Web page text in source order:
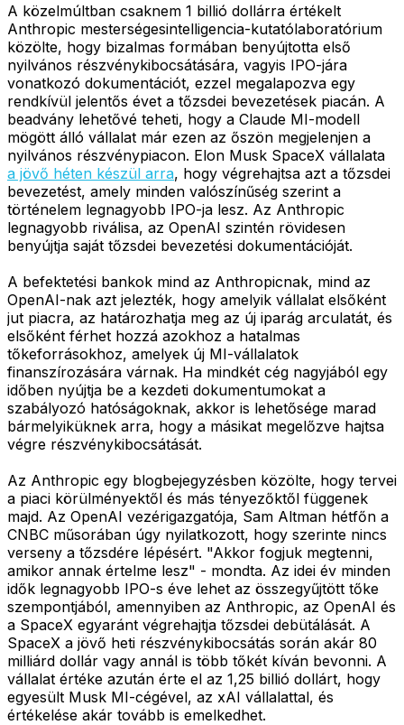
A közelmúltban csaknem 1 billió dollárra értékelt
Anthropic mesterségesintelligencia-kutatólaboratórium
közölte, hogy bizalmas formában benyújtotta első
nyilvános részvénykibocsátására, vagyis IPO-jára
vonatkozó dokumentációt, ezzel megalapozva egy
rendkívül jelentős évet a tőzsdei bevezetések piacán. A
beadvány lehetővé teheti, hogy a Claude MI-modell
mögött álló vállalat már ezen az őszön megjelenjen a
nyilvános részvénypiacon. Elon Musk SpaceX vállalata
a jövő héten készül arra, hogy végrehajtsa azt a tőzsdei
bevezetést, amely minden valószínűség szerint a
történelem legnagyobb IPO-ja lesz. Az Anthropic
legnagyobb riválisa, az OpenAI szintén rövidesen
benyújtja saját tőzsdei bevezetési dokumentációját.
A befektetési bankok mind az Anthropicnak, mind az
OpenAI-nak azt jelezték, hogy amelyik vállalat elsőként
jut piacra, az határozhatja meg az új iparág arculatát, és
elsőként férhet hozzá azokhoz a hatalmas
tőkeforrásokhoz, amelyek új MI-vállalatok
finanszírozására várnak. Ha mindkét cég nagyjából egy
időben nyújtja be a kezdeti dokumentumokat a
szabályozó hatóságoknak, akkor is lehetősége marad
bármelyiküknek arra, hogy a másikat megelőzve hajtsa
végre részvénykibocsátását.
Az Anthropic egy blogbejegyzésben közölte, hogy tervei
a piaci körülményektől és más tényezőktől függenek
majd. Az OpenAI vezérigazgatója, Sam Altman hétfőn a
CNBC műsorában úgy nyilatkozott, hogy szerinte nincs
verseny a tőzsdére lépésért. "Akkor fogjuk megtenni,
amikor annak értelme lesz" - mondta. Az idei év minden
idők legnagyobb IPO-s éve lehet az összegyűjtött tőke
szempontjából, amennyiben az Anthropic, az OpenAI és
a SpaceX egyaránt végrehajtja tőzsdei debütálását. A
SpaceX a jövő heti részvénykibocsátás során akár 80
milliárd dollár vagy annál is több tőkét kíván bevonni. A
vállalat értéke azután érte el az 1,25 billió dollárt, hogy
egyesült Musk MI-cégével, az xAI vállalattal, és
értékelése akár tovább is emelkedhet.